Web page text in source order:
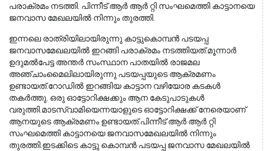
പരാക്രമം നടത്തി. പിന്നീട് ആർ ആർ റ്റി സംഘമെത്തി കാട്ടാനയെ
ജനവാസ മേഖലയിൽ നിന്നും തുരത്തി.
ഇന്നലെ രാത്രിയിലായിരുന്നു കാട്ടുകൊമ്പൻ പടയപ്പ
ജനവാസമേഖലയിൽ ഇറങ്ങി പരാക്രമം നടത്തിയത്.മൂന്നാർ
ഉദുമൽപേട്ട അന്തർ സംസ്ഥാന പാതയിൽ രാജമല
അഞ്ചാംമൈലിലായിരുന്നു പടയപ്പയുടെ ആക്രമണം
ഉണ്ടായത്.റോഡിൽ ഇറങ്ങിയ കാട്ടാന വഴിയോര കടകൾ
തകർത്തു. ഒരു ഓട്ടോറിക്ഷക്കും ആന കേടുപാടുകൾ
വരുത്തി.മാടസ്വാമിയെന്നയാളുടെ ഓട്ടോറിക്ഷക്ക് നേരെയാണ്
ആനയുടെ ആക്രമണം ഉണ്ടായത്.പിന്നീട് ആർ ആർ റ്റി
സംഘമെത്തി കാട്ടാനയെ ജനവാസമേഖലയിൽ നിന്നും
തുരത്തി.ഇടക്കിടെ കാട്ടു കൊമ്പൻ പടയപ്പ ജനവാസ മേഖലയിൽ